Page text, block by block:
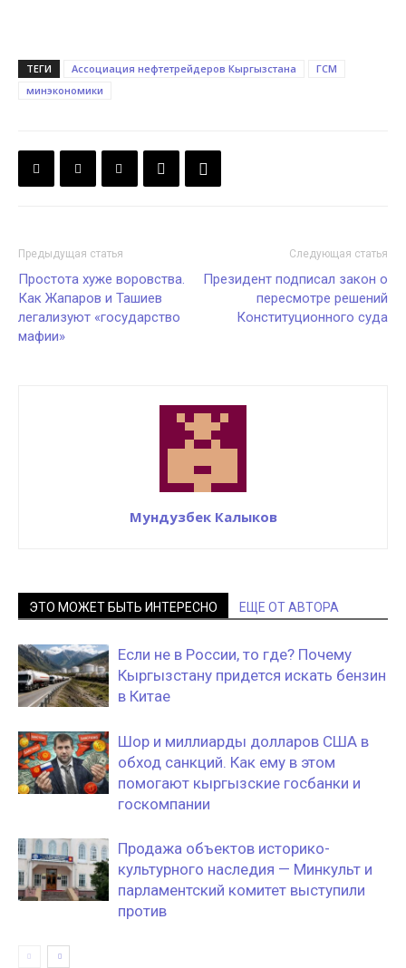
ТЕГИ Ассоциация нефтетрейдеров Кыргызстана
ГСМ
минэкономики
Предыдущая статья
Простота хуже воровства.
Как Жапаров и Ташиев
легализуют «государство
мафии»
Следующая статья
Президент подписал закон о
пересмотре решений
Конституционного суда
Мундузбек Калыков
ЭТО МОЖЕТ БЫТЬ ИНТЕРЕСНО ЕЩЕ ОТ АВТОРА
Если не в России, то где? Почему
Кыргызстану придется искать бензин
в Китае
Шор и миллиарды долларов США в
обход санкций. Как ему в этом
помогают кыргызские госбанки и
госкомпании
Продажа объектов историко-
культурного наследия — Минкульт и
парламентский комитет выступили
против